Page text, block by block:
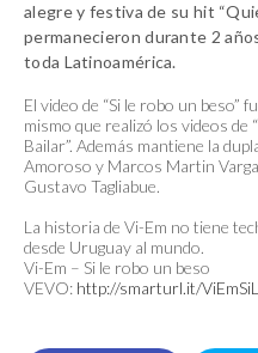
alegre y festiva de su hit
permanecieron durante 2
toda Latinoamérica.
El video de “Si le robo un beso”
mismo que realizó los videos de
Bailar”. Además mantiene la
Amoroso y Marcos Martin
Gustavo Tagliabue.
La historia de Vi-Em no tiene
desde Uruguay al mundo.
Vi-Em – Si le robo un beso
VEVO: http://smarturl.it/